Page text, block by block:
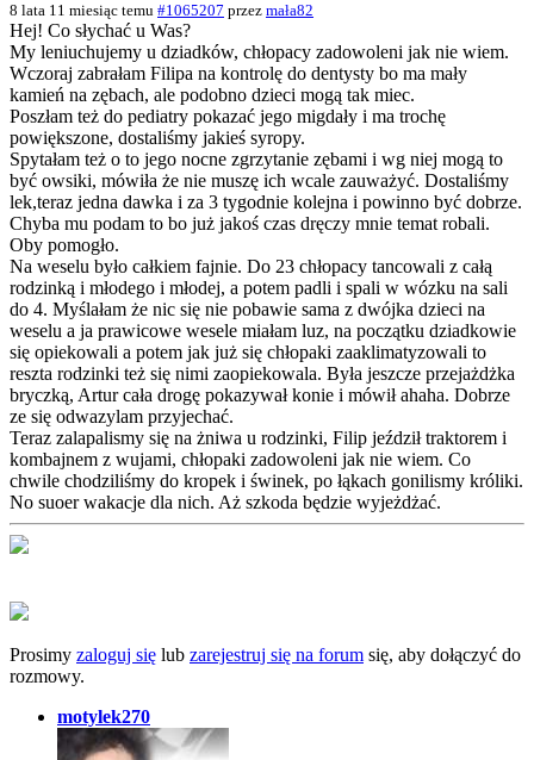
8 lata 11 miesiąc temu #1065207 przez mała82
Hej! Co słychać u Was?
My leniuchujemy u dziadków, chłopacy zadowoleni jak nie wiem.
Wczoraj zabrałam Filipa na kontrolę do dentysty bo ma mały
kamień na zębach, ale podobno dzieci mogą tak miec.
Poszłam też do pediatry pokazać jego migdały i ma trochę
powiększone, dostaliśmy jakieś syropy.
Spytałam też o to jego nocne zgrzytanie zębami i wg niej mogą to
być owsiki, mówiła że nie muszę ich wcale zauważyć. Dostaliśmy
lek,teraz jedna dawka i za 3 tygodnie kolejna i powinno być dobrze.
Chyba mu podam to bo już jakoś czas dręczy mnie temat robali.
Oby pomogło.
Na weselu było całkiem fajnie. Do 23 chłopacy tancowali z całą
rodzinką i młodego i młodej, a potem padli i spali w wózku na sali
do 4. Myślałam że nic się nie pobawie sama z dwójka dzieci na
weselu a ja prawicowe wesele miałam luz, na początku dziadkowie
się opiekowali a potem jak już się chłopaki zaaklimatyzowali to
reszta rodzinki też się nimi zaopiekowala. Była jeszcze przejażdżka
bryczką, Artur cała drogę pokazywał konie i mówił ahaha. Dobrze
ze się odwazylam przyjechać.
Teraz zalapalismy się na żniwa u rodzinki, Filip jeździł traktorem i
kombajnem z wujami, chłopaki zadowoleni jak nie wiem. Co
chwile chodziliśmy do kropek i świnek, po łąkach gonilismy króliki.
No suoer wakacje dla nich. Aż szkoda będzie wyjeżdżać.
Prosimy zaloguj się lub zarejestruj się na forum się, aby dołączyć do
rozmowy.
motylek270